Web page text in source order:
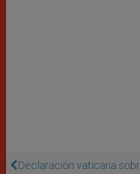
Declaración vaticana